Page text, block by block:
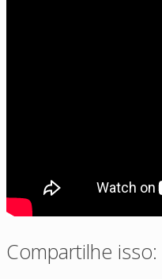
Compartilhe isso: